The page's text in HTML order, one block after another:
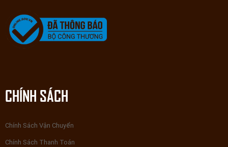
CHÍNH SÁCH
Chính Sách Vận Chuyển
Chính Sách Thanh Toán